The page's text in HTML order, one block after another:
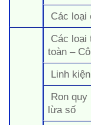
Các loại
Các loại
toàn –
Linh
Ron
lừa số